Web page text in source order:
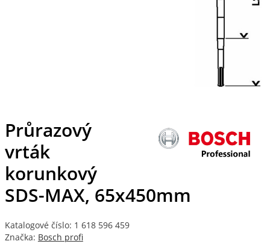
Průrazový
vrták
korunkový
SDS-MAX, 65x450mm
Katalogové číslo: 1 618 596 459
Značka: Bosch profi